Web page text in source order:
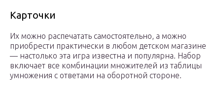
Карточки
Их можно распечатать самостоятельно, а можно
приобрести практически в любом детском магазине
— настолько эта игра известна и популярна. Набор
включает все комбинации множителей из таблицы
умножения с ответами на оборотной стороне.